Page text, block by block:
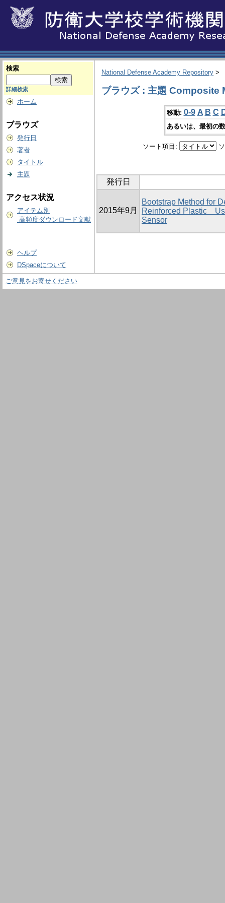
検索
詳細検索
ホーム
ブラウズ
発行日
著者
タイトル
主題
アクセス状況
アイテム別
高頻度ダウンロード文献
ヘルプ
DSpaceについて
National Defense Academy Repository >
ブラウズ : 主題 Composite
移動: 0-9 A B C
あるいは、最初の
ソート項目:
発行日
2015年9月
Bootstrap Method for
Reinforced Plastic
Sensor
ご意見をお寄せください